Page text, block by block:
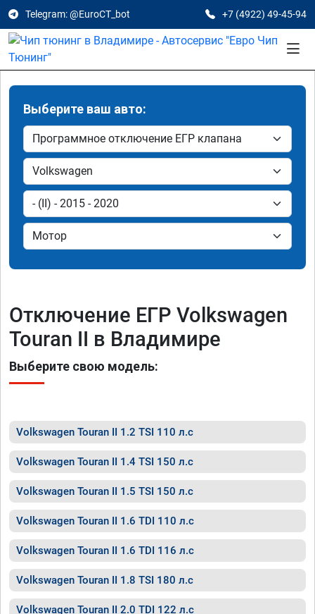
Telegram: @EuroCT_bot +7 (4922) 49-45-94
Выберите ваш авто:
Отключение ЕГР Volkswagen
Touran II в Владимире
Выберите свою модель:
Volkswagen Touran II 1.2 TSI 110 л.с
Volkswagen Touran II 1.4 TSI 150 л.с
Volkswagen Touran II 1.5 TSI 150 л.с
Volkswagen Touran II 1.6 TDI 110 л.с
Volkswagen Touran II 1.6 TDI 116 л.с
Volkswagen Touran II 1.8 TSI 180 л.с
Volkswagen Touran II 2.0 TDI 122 л.с